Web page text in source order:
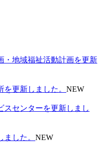
・地域福祉活動計画を更新
更新しました。 NEW
スセンターを更新しまし
した。 NEW